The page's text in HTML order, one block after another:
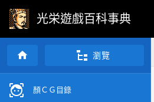
光栄遊戲百科事典
瀏覽
顏ＣＧ目錄